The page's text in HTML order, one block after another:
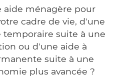
aide ménagère pour
cadre de vie, d'une
temporaire suite à une
ou d'une aide à
suite à une
plus avancée ?